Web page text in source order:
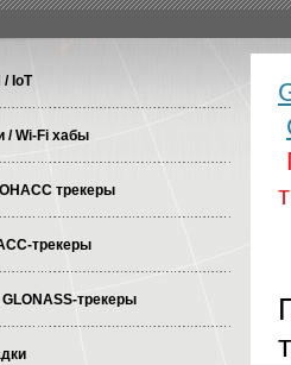
/ IoT
/ Wi-Fi хабы
трекеры
трекеры
трекеры